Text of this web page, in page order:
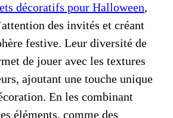
décoratifs pour Halloween,
des invités et créant
festive. Leur diversité de
de jouer avec les textures
ajoutant une touche unique
En les combinant
éléments, comme des